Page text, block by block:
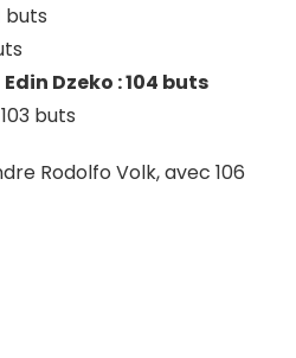
buts
Edin Dzeko : 104 buts
buts
Rodolfo Volk, avec 106